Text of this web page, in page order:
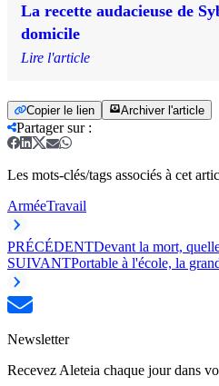
La recette audacieuse de
domicile
Lire l'article
Copier le lien Archiver l'article
Partager sur:
Les mots-clés/tags associés à cet
ArméeTravail
PRÉCÉDENTDevant la mort,
SUIVANTPortable à l'école, la
Newsletter
Recevez Aleteia chaque jour dans